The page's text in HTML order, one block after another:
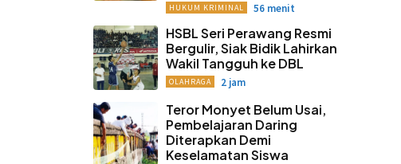
HUKUM KRIMINAL 56 menit
HSBL Seri Perawang Resmi
Bergulir, Siak Bidik Lahirkan
Wakil Tangguh ke DBL
OLAHRAGA 2 jam
Teror Monyet Belum Usai,
Pembelajaran Daring
Diterapkan Demi
Keselamatan Siswa